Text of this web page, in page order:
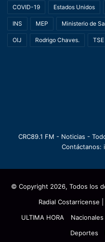
COVID-19 Estados Unidos
INS MEP Ministerio de
OIJ Rodrigo Chaves. TSE
CRC89.1 FM - Noticias -
Contáctanos:
© Copyright 2026, Todos los
Radial Costarricense
ULTIMA HORA
Nacionales
Deportes